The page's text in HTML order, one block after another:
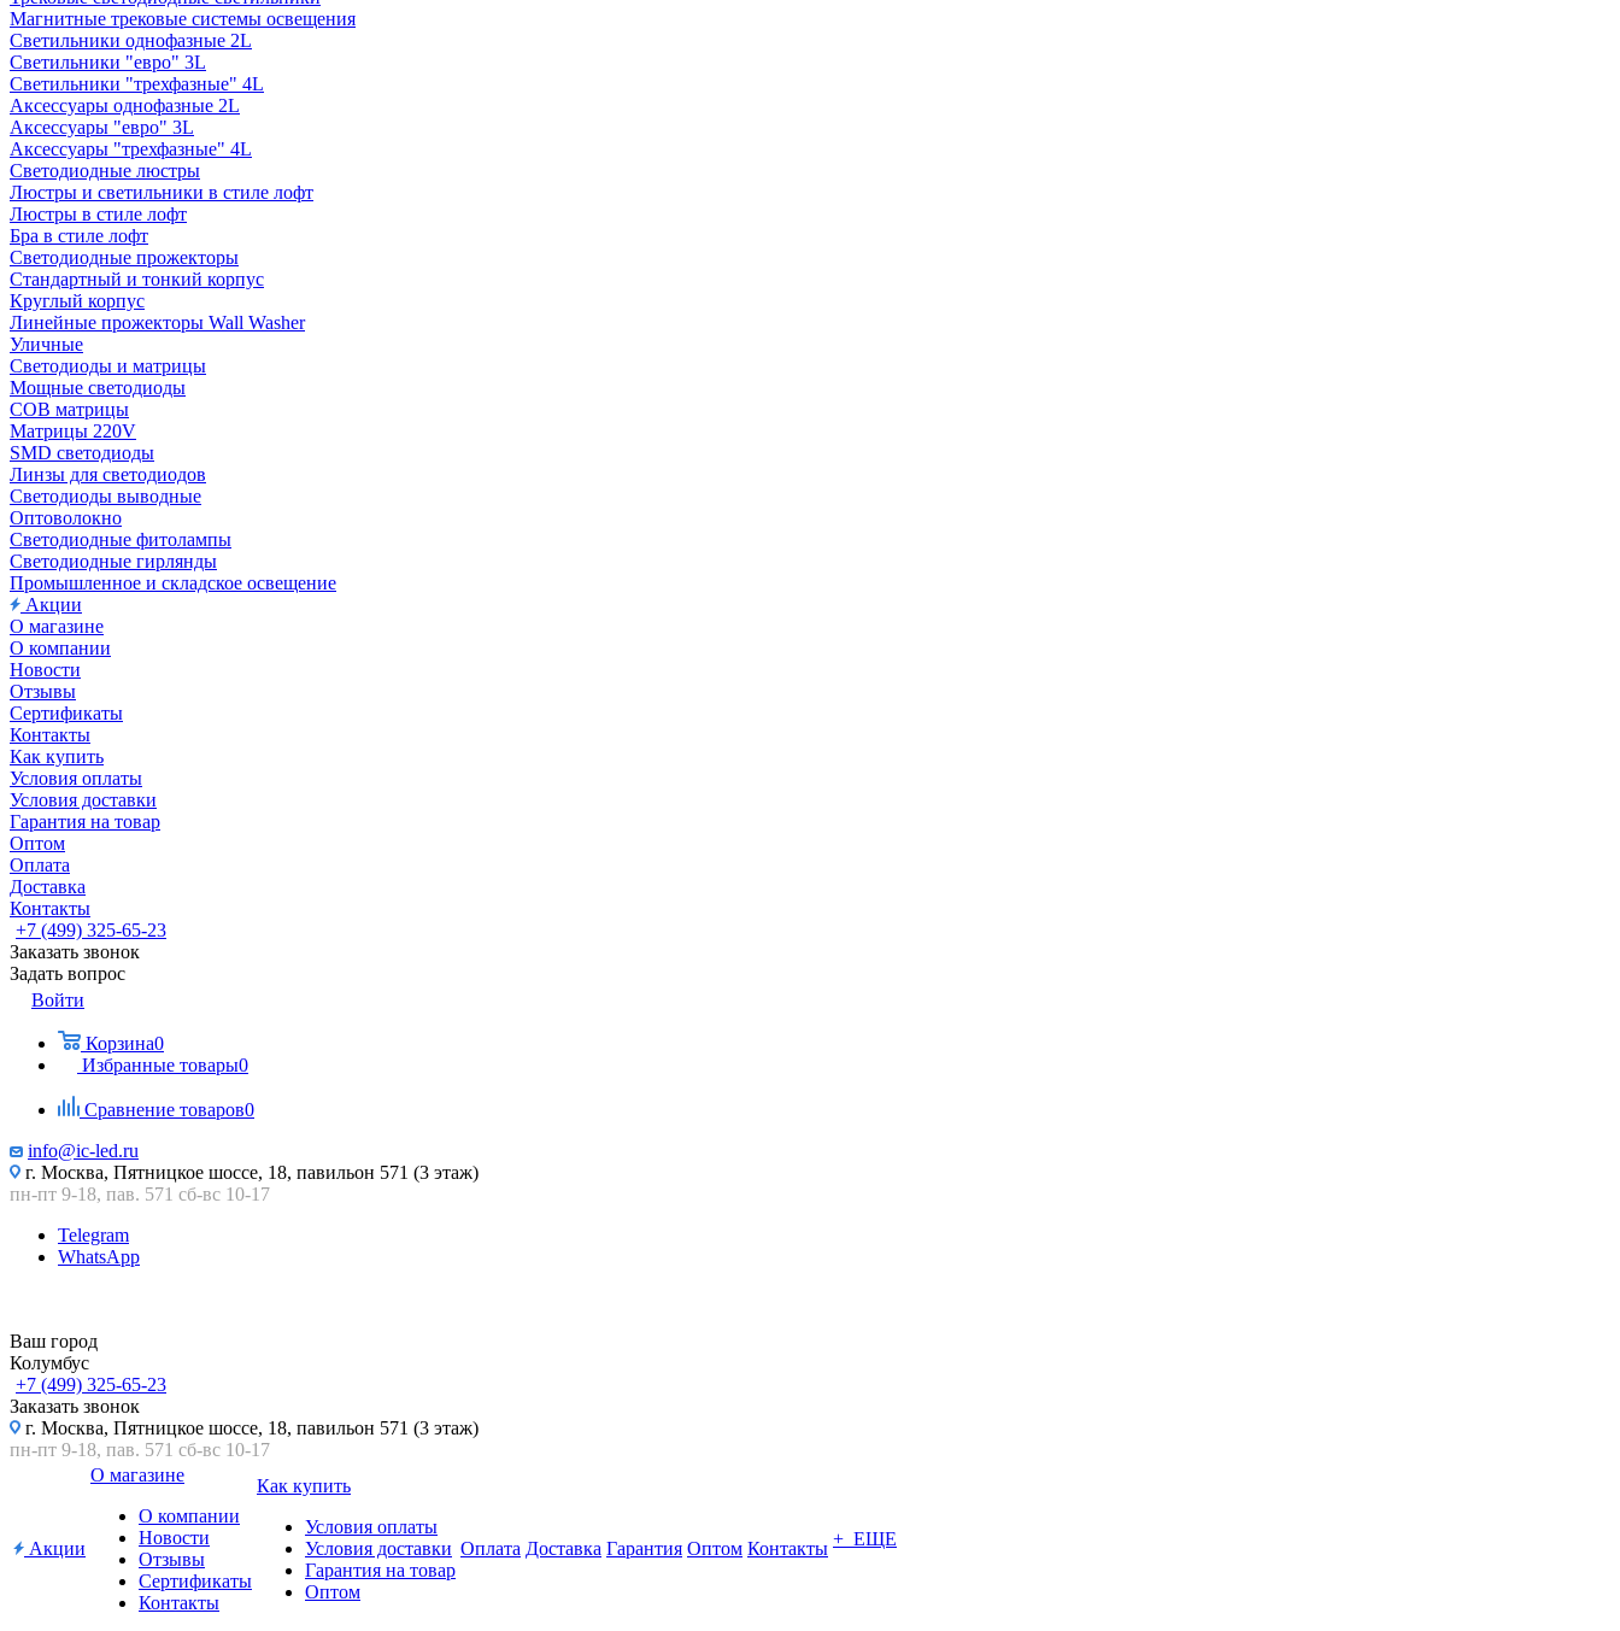
Магнитные трековые системы освещения
Светильники однофазные 2L
Светильники "евро" 3L
Светильники "трехфазные" 4L
Аксессуары однофазные 2L
Аксессуары "евро" 3L
Аксессуары "трехфазные" 4L
Светодиодные люстры
Люстры и светильники в стиле лофт
Люстры в стиле лофт
Бра в стиле лофт
Светодиодные прожекторы
Стандартный и тонкий корпус
Круглый корпус
Линейные прожекторы Wall Washer
Уличные
Светодиоды и матрицы
Мощные светодиоды
COB матрицы
Матрицы 220V
SMD светодиоды
Линзы для светодиодов
Светодиоды выводные
Оптоволокно
Светодиодные фитолампы
Светодиодные гирлянды
Промышленное и складское освещение
Акции
О магазине
О компании
Новости
Отзывы
Сертификаты
Контакты
Как купить
Условия оплаты
Условия доставки
Гарантия на товар
Оптом
Оплата
Доставка
Контакты
+7 (499) 325-65-23
Заказать звонок
Задать вопрос
Войти
Корзина0
Избранные товары0
Сравнение товаров0
info@ic-led.ru
г. Москва, Пятницкое шоссе, 18, павильон 571 (3 этаж)
пн-пт 9-18, пав. 571 сб-вс 10-17
Telegram
WhatsApp
Ваш город
Колумбус
+7 (499) 325-65-23
Заказать звонок
г. Москва, Пятницкое шоссе, 18, павильон 571 (3 этаж)
пн-пт 9-18, пав. 571 сб-вс 10-17
Акции
О магазине
О компании
Новости
Отзывы
Сертификаты
Контакты
Как купить
Условия оплаты
Условия доставки
Гарантия на товар
Оптом
Оплата Доставка Гарантия Оптом Контакты + ЕЩЕ